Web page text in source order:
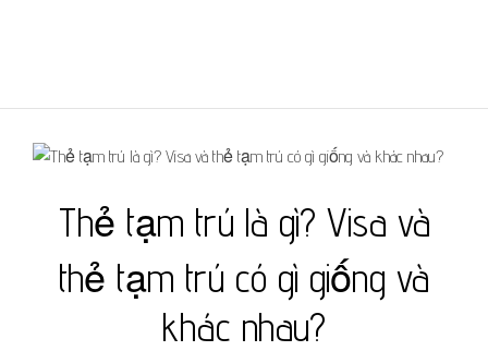
Thẻ tạm trú là gì? Visa và
thẻ tạm trú có gì giống và
khác nhau?